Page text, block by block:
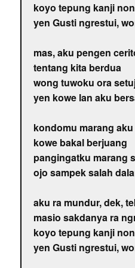
koyo tepung kanji
yen Gusti ngrestui,
mas, aku pengen
tentang kita berdua
wong tuwoku ora
yen kowe lan aku
kondomu marang aku
kowe bakal berjuang
pangingatku marang
ojo sampek salah
aku ra mundur, dek,
masio sakdanya ra
koyo tepung kanji
yen Gusti ngrestui,